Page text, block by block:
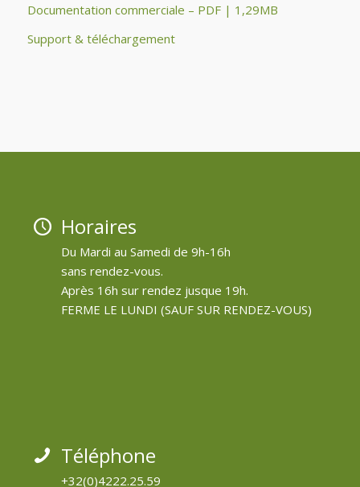
Documentation commerciale – PDF | 1,29MB
Support & téléchargement
Horaires
Du Mardi au Samedi de 9h-16h
sans rendez-vous.
Après 16h sur rendez jusque 19h.
FERME LE LUNDI (SAUF SUR RENDEZ-VOUS)
Téléphone
+32(0)4222.25.59